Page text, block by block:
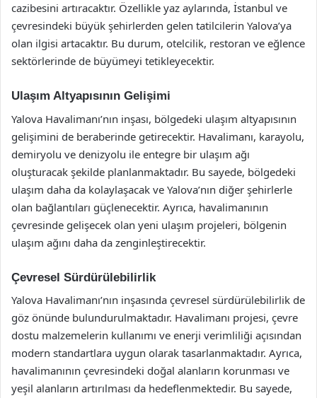
cazibesini artıracaktır. Özellikle yaz aylarında, İstanbul ve
çevresindeki büyük şehirlerden gelen tatilcilerin Yalova’ya
olan ilgisi artacaktır. Bu durum, otelcilik, restoran ve eğlence
sektörlerinde de büyümeyi tetikleyecektir.
Ulaşım Altyapısının Gelişimi
Yalova Havalimanı’nın inşası, bölgedeki ulaşım altyapısının
gelişimini de beraberinde getirecektir. Havalimanı, karayolu,
demiryolu ve denizyolu ile entegre bir ulaşım ağı
oluşturacak şekilde planlanmaktadır. Bu sayede, bölgedeki
ulaşım daha da kolaylaşacak ve Yalova’nın diğer şehirlerle
olan bağlantıları güçlenecektir. Ayrıca, havalimanının
çevresinde gelişecek olan yeni ulaşım projeleri, bölgenin
ulaşım ağını daha da zenginleştirecektir.
Çevresel Sürdürülebilirlik
Yalova Havalimanı’nın inşasında çevresel sürdürülebilirlik de
göz önünde bulundurulmaktadır. Havalimanı projesi, çevre
dostu malzemelerin kullanımı ve enerji verimliliği açısından
modern standartlara uygun olarak tasarlanmaktadır. Ayrıca,
havalimanının çevresindeki doğal alanların korunması ve
yeşil alanların artırılması da hedeflenmektedir. Bu sayede,